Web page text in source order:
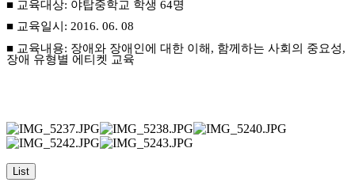
■ 교육대상: 야탑중학교 학생 64명
■ 교육일시: 2016. 06. 08
■ 교육내용: 장애와 장애인에 대한 이해 , 함께하는 사회의 중요성,
장애 유형별 에티켓 교육
List